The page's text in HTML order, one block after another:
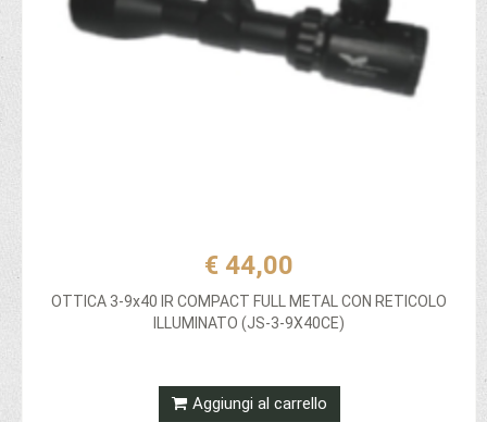
€ 44,00
OTTICA 3-9x40 IR COMPACT FULL METAL CON RETICOLO
ILLUMINATO (JS-3-9X40CE)
Aggiungi al carrello